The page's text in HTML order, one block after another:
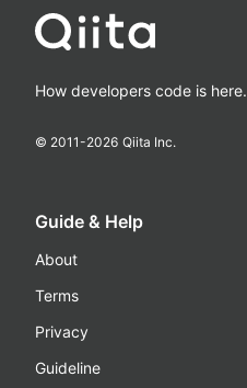
How developers code is here.
© 2011-2026 Qiita Inc.
Guide & Help
About
Terms
Privacy
Guideline